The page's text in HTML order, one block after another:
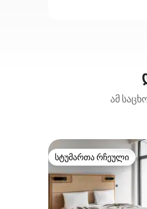
ამ
სტუმართა რჩეული
სტუმართა რჩეული